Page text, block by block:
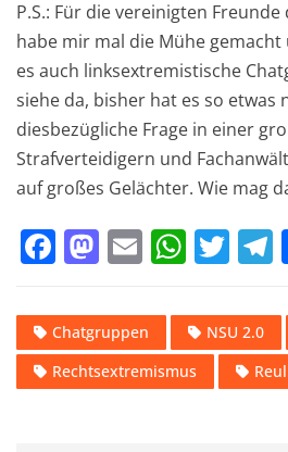
P.S.: Für die vereinigten Freunde
habe mir mal die Mühe
es auch linksextremistische
siehe da, bisher hat es so etwas
diesbezügliche Frage in einer
Strafverteidigern und
auf großes Gelächter. Wie mag
F
c
e
b
M
st
o
d
E
ai
l
W
at
s
A
T
it
te
r
Chatgruppen NSU 2.0
Rechtsextremismus
Reul